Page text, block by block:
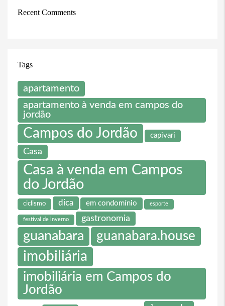
Recent Comments
Tags
apartamento
apartamento à venda em campos do
jordão
Campos do Jordão capivari
Casa
Casa à venda em Campos
do Jordão
ciclismo dica em condomínio esporte
festival de inverno gastronomia
guanabara guanabara.house
imobiliária
imobiliária em Campos do
Jordão